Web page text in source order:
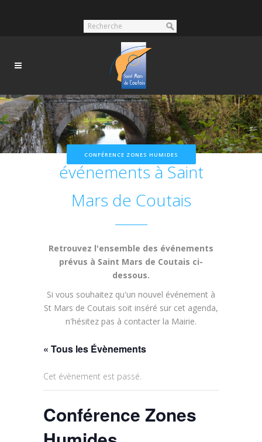
CONFÉRENCE ZONES HUMIDES
Nos prochains
événements à Saint
Mars de Coutais
Retrouvez l'ensemble des événements
prévus à Saint Mars de Coutais ci-
dessous.
Si vous souhaitez qu'un nouvel événement à
St Mars de Coutais soit inséré sur cet agenda,
n'hésitez pas à contacter la Mairie.
« Tous les Évènements
Cet évènement est passé.
Conférence Zones